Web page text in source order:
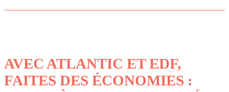
AVEC ATLANTIC ET EDF,
FAITES DES ÉCONOMIES :